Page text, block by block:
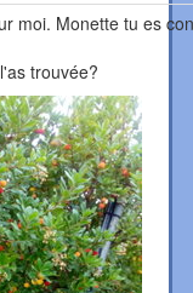
moi. Monette tu es
trouvée?